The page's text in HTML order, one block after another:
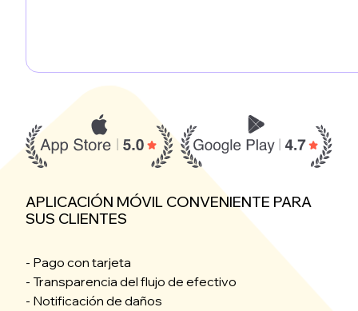
APLICACIÓN MÓVIL CONVENIENTE PARA
SUS CLIENTES
- Pago con tarjeta
- Transparencia del flujo de efectivo
- Notificación de daños